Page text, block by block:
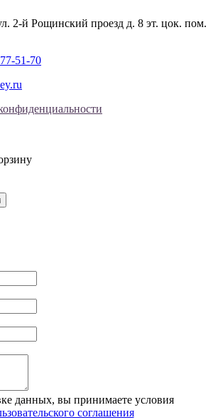
2-й Рощинский проезд д. 8 эт. цок. пом.
51-70
данных, вы принимаете условия
соглашения